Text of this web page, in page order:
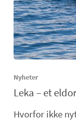
Nyheter
Leka – et
Hvorfor ikke